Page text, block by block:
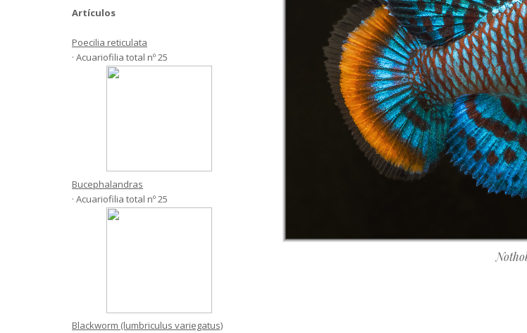
Artículos
Poecilia reticulata
· Acuariofilia total nº 25
Bucephalandras
· Acuariofilia total nº 25
Blackworm (lumbriculus variegatus)